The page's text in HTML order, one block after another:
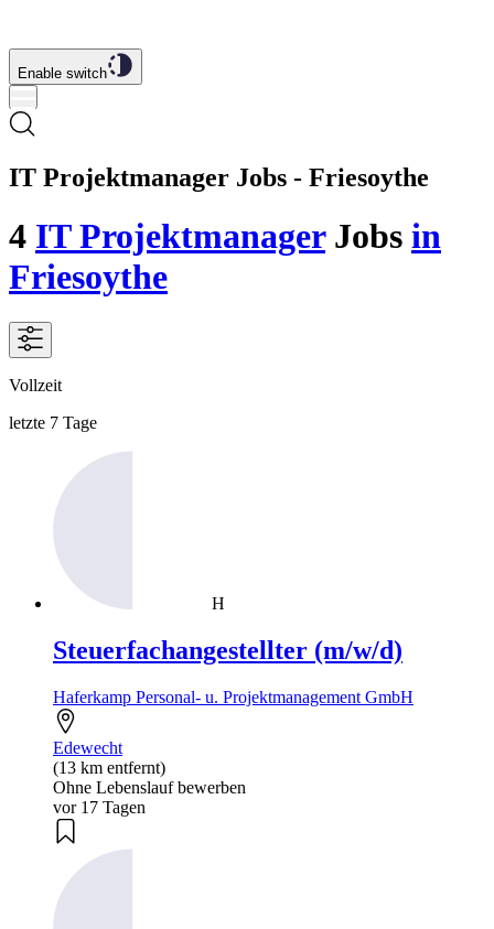
Enable switch
IT Projektmanager Jobs - Friesoythe
4 IT ProjektmanagerJobs in
Friesoythe
Vollzeit
letzte 7 Tage
H
Steuerfachangestellter (m/w/d)
Haferkamp Personal- u. Projektmanagement GmbH
Edewecht
(13 km entfernt)
Ohne Lebenslauf bewerben
vor 17 Tagen